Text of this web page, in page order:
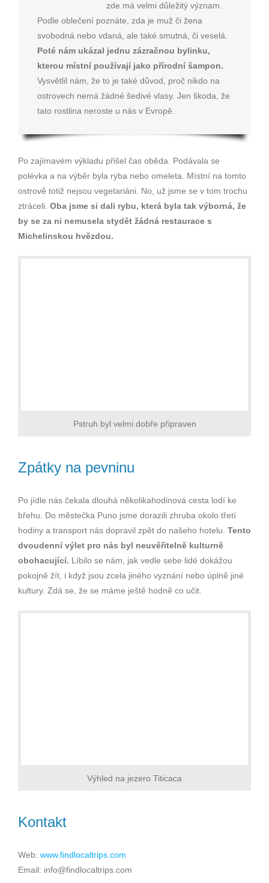
zde má velmi důležitý význam.
Podle oblečení poznáte, zda je muž či žena
svobodná nebo vdaná, ale také smutná, či veselá.
Poté nám ukázal jednu zázračnou bylinku,
kterou místní používají jako přírodní šampon.
Vysvětlil nám, že to je také důvod, proč nikdo na
ostrovech nemá žádné šedivé vlasy. Jen škoda, že
tato rostlina neroste u nás v Evropě.
Po zajímavém výkladu přišel čas oběda. Podávala se
polévka a na výběr byla ryba nebo omeleta. Místní na tomto
ostrově totiž nejsou vegetariáni. No, už jsme se v tom trochu
ztráceli. Oba jsme si dali rybu, která byla tak výborná, že
by se za ni nemusela stydět žádná restaurace s
Michelinskou hvězdou.
Pstruh byl velmi dobře připraven
Zpátky na pevninu
Po jídle nás čekala dlouhá několikahodinová cesta lodí ke
břehu. Do městečka Puno jsme dorazili zhruba okolo třetí
hodiny a transport nás dopravil zpět do našeho hotelu. Tento
dvoudenní výlet pro nás byl neuvěřitelně kulturně
obohacující. Líbilo se nám, jak vedle sebe lidé dokážou
pokojně žít, i když jsou zcela jiného vyznání nebo úplně jiné
kultury. Zdá se, že se máme ještě hodně co učit.
Výhled na jezero Titicaca
Kontakt
Web: www.findlocaltrips.com
Email: info@findlocaltrips.com